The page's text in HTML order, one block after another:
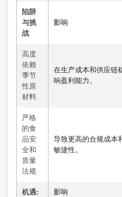
陷阱
与挑
战
影响
高度
依赖
季节
性原
材料
在生产成本和供应链
响盈利能力。
严格
的食
品安
全和
质量
法规
导致更高的合规成本
敏捷性。
机遇: 影响